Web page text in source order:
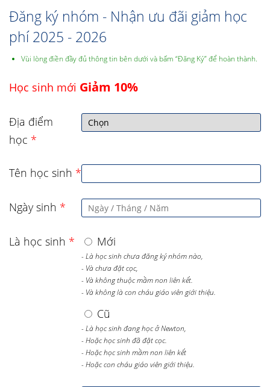
Đăng ký nhóm - Nhận ưu đãi giảm học
phí 2025 - 2026
Vùi lòng điền đầy đủ thông tin bên dưới và bấm “Đăng Ký” để hoàn thành.
Học sinh mới Giảm 10%
Địa điểm
học *
Tên học sinh *
Ngày sinh *
Là học sinh * Mới
- Là học sinh chưa đăng ký nhóm nào,
- Và chưa đặt cọc,
- Và không thuộc mầm non liên kết.
- Và không là con cháu giáo viên giới thiệu.
Cũ
- Là học sinh đang học ở Newton,
- Hoặc học sinh đã đặt cọc.
- Hoặc học sinh mầm non liên kết
- Hoặc con cháu giáo viên giới thiệu.